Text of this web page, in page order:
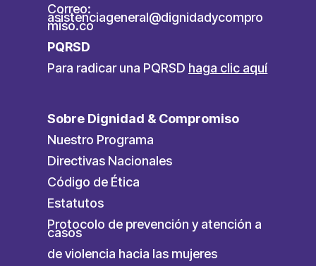
Correo:
asistenciageneral@dignidadycompro
miso.co
PQRSD
Para radicar una PQRSD haga clic aquí
Sobre Dignidad & Compromiso
Nuestro Programa
Directivas Nacionales
Código de Ética
Estatutos
Protocolo de prevención y atención a
casos
de violencia hacia las mujeres